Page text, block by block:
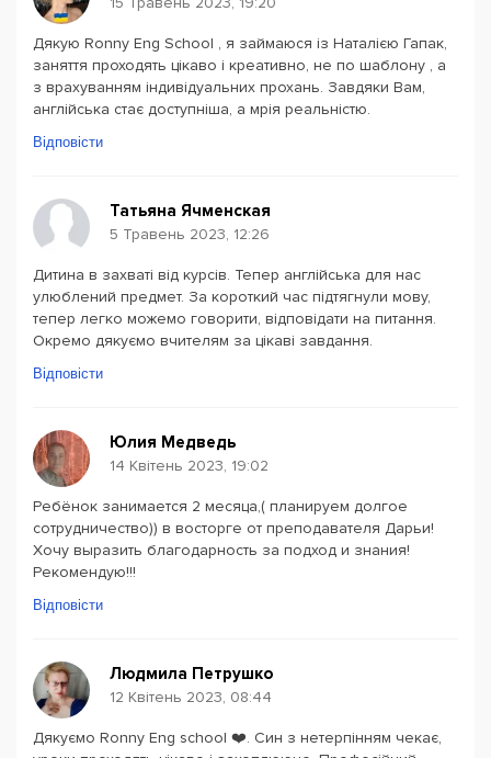
Дякую Ronny Eng School , я займаюся із Наталією Гапак,
заняття проходять цікаво і креативно, не по шаблону , а
з врахуванням індивідуальних прохань. Завдяки Вам,
англійська стає доступніша, а мрія реальністю.
Відповісти
Татьяна Ячменская
5 Травень 2023, 12:26
Дитина в захваті від курсів. Тепер англійська для нас
улюблений предмет. За короткий час підтягнули мову,
тепер легко можемо говорити, відповідати на питання.
Окремо дякуємо вчителям за цікаві завдання.
Відповісти
Юлия Медведь
14 Квітень 2023, 19:02
Ребёнок занимается 2 месяца,( планируем долгое
сотрудничество)) в восторге от преподавателя Дарьи!
Хочу выразить благодарность за подход и знания!
Рекомендую!!!
Відповісти
Людмила Петрушко
12 Квітень 2023, 08:44
Дякуємо Ronny Eng school ❤️. Син з нетерпінням чекає,